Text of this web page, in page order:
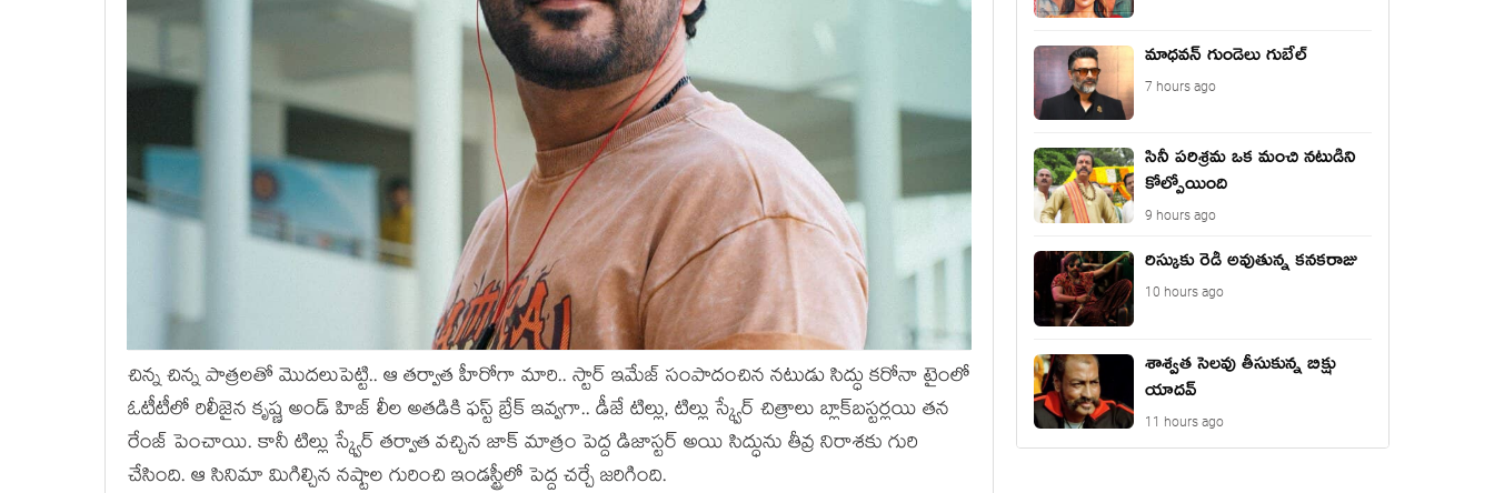
చిన్న చిన్న పాత్ర‌ల‌తో మొద‌లుపెట్టి.. ఆ త‌ర్వాత హీరోగా మారి.. స్టార్ ఇమేజ్ సంపాదంచిన న‌టుడు సిద్ధు క‌రోనా టైంలో
ఓటీటీలో రిలీజైన కృష్ణ అండ్ హిజ్ లీల అత‌డికి ఫ‌స్ట్ బ్రేక్ ఇవ్వ‌గా.. డీజే టిల్లు, టిల్లు స్క్వేర్ చిత్రాలు బ్లాక్‌బ‌స్ట‌ర్ల‌యి త‌న
రేంజ్ పెంచాయి. కానీ టిల్లు స్క్వేర్ త‌ర్వాత వ‌చ్చిన జాక్ మాత్రం పెద్ద డిజాస్ట‌ర్ అయి సిద్ధును తీవ్ర నిరాశ‌కు గురి
చేసింది. ఆ సినిమా మిగిల్చిన న‌ష్టాల గురించి ఇండ‌స్ట్రీలో పెద్ద చ‌ర్చే జ‌రిగింది.
మాధ‌వ‌న్ గుండెలు గుబేల్‌
7 hours ago
సినీ పరిశ్రమ ఒక మంచి నటుడిని
కోల్పోయింది
9 hours ago
రిస్కుకు రెడీ అవుతున్న కనకరాజు
10 hours ago
శాశ్వత సెలవు తీసుకున్న బిక్షు
యాదవ్
11 hours ago